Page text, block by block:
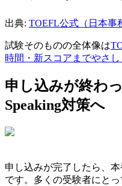
出典: TOEFL公式（日本事
試験そのものの全体像は
時間・新スコアまでやさし
申し込みが終わ
Speaking対策へ
申し込みが完了したら、
です。多くの受験者にと